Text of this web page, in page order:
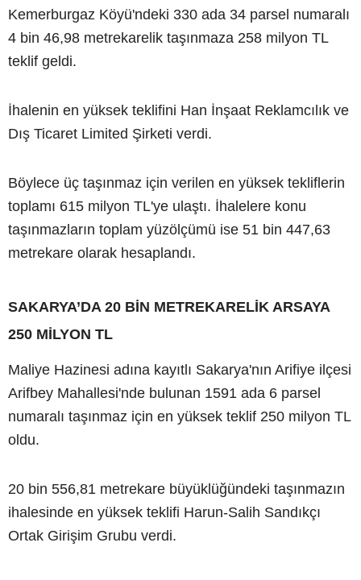
Kemerburgaz Köyü'ndeki 330 ada 34 parsel numaralı
4 bin 46,98 metrekarelik taşınmaza 258 milyon TL
teklif geldi.
İhalenin en yüksek teklifini Han İnşaat Reklamcılık ve
Dış Ticaret Limited Şirketi verdi.
Böylece üç taşınmaz için verilen en yüksek tekliflerin
toplamı 615 milyon TL'ye ulaştı. İhalelere konu
taşınmazların toplam yüzölçümü ise 51 bin 447,63
metrekare olarak hesaplandı.
SAKARYA’DA 20 BİN METREKARELİK ARSAYA
250 MİLYON TL
Maliye Hazinesi adına kayıtlı Sakarya'nın Arifiye ilçesi
Arifbey Mahallesi'nde bulunan 1591 ada 6 parsel
numaralı taşınmaz için en yüksek teklif 250 milyon TL
oldu.
20 bin 556,81 metrekare büyüklüğündeki taşınmazın
ihalesinde en yüksek teklifi Harun-Salih Sandıkçı
Ortak Girişim Grubu verdi.